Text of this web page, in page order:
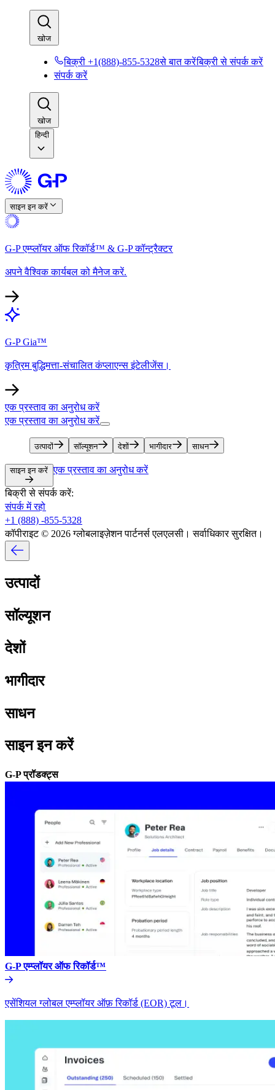
खोज​​
बिक्री +1(888)-855-5328से बात करें​​बिक्री से संपर्क करें​​
संपर्क करें​​
खोज​​
हिन्दी
साइन इन करें​​
G-P एम्प्लॉयर ऑफ रिकॉर्ड™ & G-P कॉन्ट्रैक्टर​​
अपने वैश्विक कार्यबल को मैनेज करें.​​
G-P Gia™​​
कृत्रिम बुद्धिमत्ता-संचालित कंप्लाएन्स इंटेलीजेंस।​​
एक प्रस्ताव का अनुरोध करें​​
एक प्रस्ताव का अनुरोध करें​​
उत्पादों​​ सॉल्यूशन​​ देशों​​ भागीदार​​ साधन​​
साइन इन करें​​ एक प्रस्ताव का अनुरोध करें​​
बिक्री से संपर्क करें:​​
संपर्क में रहो​​
+1 (888) -855-5328​​
कॉपीराइट © 2026 ग्लोबलाइज़ेशन पार्टनर्स एलएलसी। सर्वाधिकार सुरक्षित।​​
उत्पादों​​
सॉल्यूशन​​
देशों​​
भागीदार​​
साधन​​
साइन इन करें​​
G-P प्रॉडक्ट्स​​
G-P एम्प्लॉयर ऑफ रिकॉर्ड™​​
एसेंशियल ग्लोबल एम्प्लॉयर ऑफ़ रिकॉर्ड (EOR) टूल।​​